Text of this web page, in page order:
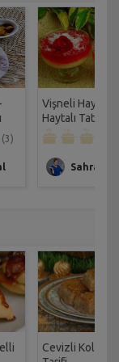
(3)
Vişneli
Haytalı Tatlısı
Sahrap
Cevizli Kolay